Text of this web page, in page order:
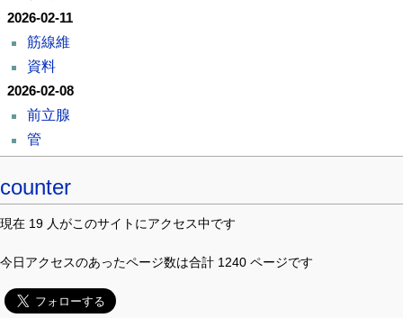
2026-02-11
筋線維
資料
2026-02-08
前立腺
管
counter
現在 19 人がこのサイトにアクセス中です
今日アクセスのあったページ数は合計 1240 ページです